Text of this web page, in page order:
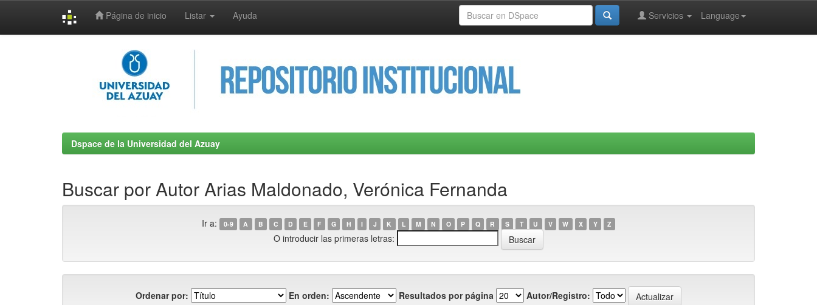
Página de inicio Listar Ayuda Language
Servicios
Dspace de la Universidad del Azuay
Buscar por Autor Arias Maldonado, Verónica Fernanda
Ir a: 0-9 A B C D E F G H I J K L M N O P Q R S T U V W X Y Z
O introducir las primeras letras:
Ordenar por: En orden: Resultados por página Autor/Registro: